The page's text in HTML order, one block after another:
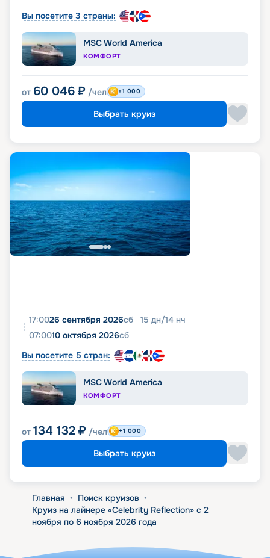
Вы посетите 3 страны:
MSC World America
КОМФОРТ
от 60 046 ₽ /чел +1 000
Выбрать круиз
17:0026 сентября 2026сб 15 дн/14 нч
07:0010 октября 2026сб
Вы посетите 5 стран:
MSC World America
КОМФОРТ
от 134 132 ₽ /чел +1 000
Выбрать круиз
Главная • Поиск круизов •
Круиз на лайнере «Celebrity Reflection» с 2
ноября по 6 ноября 2026 года